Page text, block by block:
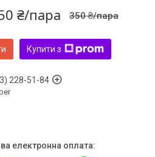
350 ₴/пара
₴/пара
Купити з
228-51-84